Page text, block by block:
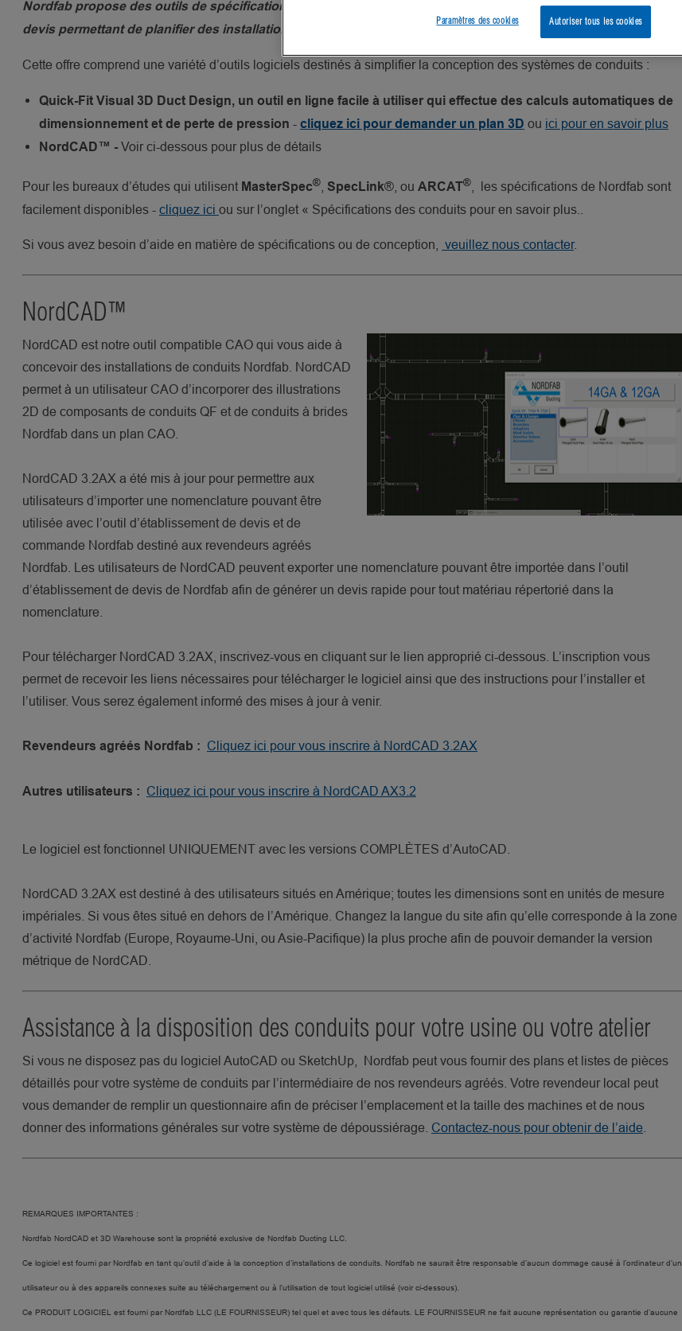
Nordfab propose des outils de spécification de conception d’installation et d’établissement de
devis permettant de planifier des installations de conduits de façon rapide et conviviale.
Cette offre comprend une variété d’outils logiciels destinés à simplifier la conception des systèmes de conduits :
Quick-Fit Visual 3D Duct Design, un outil en ligne facile à utiliser qui effectue des calculs automatiques de
dimensionnement et de perte de pression - cliquez ici pour demander un plan 3D ou ici pour en savoir plus
NordCAD™ - Voir ci-dessous pour plus de détails
Pour les bureaux d’études qui utilisent MasterSpec® SpecLink®, ou ARCAT® , les spécifications de Nordfab sont
facilement disponibles - cliquez ici ou sur l’onglet « Spécifications des conduits pour en savoir plus..
Si vous avez besoin d’aide en matière de spécifications ou de conception, veuillez nous contacter.
NordCAD™
NordCAD est notre outil compatible CAO qui vous aide à
concevoir des installations de conduits Nordfab. NordCAD
permet à un utilisateur CAO d’incorporer des illustrations
2D de composants de conduits QF et de conduits à brides
Nordfab dans un plan CAO.
NordCAD 3.2AX a été mis à jour pour permettre aux
utilisateurs d’importer une nomenclature pouvant être
utilisée avec l’outil d’établissement de devis et de
commande Nordfab destiné aux revendeurs agréés
Nordfab. Les utilisateurs de NordCAD peuvent exporter une nomenclature pouvant être importée dans l’outil
d’établissement de devis de Nordfab afin de générer un devis rapide pour tout matériau répertorié dans la
nomenclature.
Pour télécharger NordCAD 3.2AX, inscrivez-vous en cliquant sur le lien approprié ci-dessous. L’inscription vous
permet de recevoir les liens nécessaires pour télécharger le logiciel ainsi que des instructions pour l’installer et
l’utiliser. Vous serez également informé des mises à jour à venir.
Revendeurs agréés Nordfab : Cliquez ici pour vous inscrire à NordCAD 3.2AX
Autres utilisateurs : Cliquez ici pour vous inscrire à NordCAD AX3.2
Le logiciel est fonctionnel UNIQUEMENT avec les versions COMPLÈTES d’AutoCAD.
NordCAD 3.2AX est destiné à des utilisateurs situés en Amérique; toutes les dimensions sont en unités de mesure
impériales. Si vous êtes situé en dehors de l’Amérique. Changez la langue du site afin qu’elle corresponde à la zone
d’activité Nordfab (Europe, Royaume-Uni, ou Asie-Pacifique) la plus proche afin de pouvoir demander la version
métrique de NordCAD.
Assistance à la disposition des conduits pour votre usine ou votre atelier
Si vous ne disposez pas du logiciel AutoCAD ou SketchUp, Nordfab peut vous fournir des plans et listes de pièces
détaillés pour votre système de conduits par l’intermédiaire de nos revendeurs agréés. Votre revendeur local peut
vous demander de remplir un questionnaire afin de préciser l’emplacement et la taille des machines et de nous
donner des informations générales sur votre système de dépoussiérage. Contactez-nous pour obtenir de l’aide
REMARQUES IMPORTANTES :
Nordfab NordCAD et 3D Warehouse sont la propriété exclusive de Nordfab Ducting LLC.
Ce logiciel est fourni par Nordfab en tant qu’outil d’aide à la conception d’installations de conduits. Nordfab ne saurait être responsable d’aucun dommage causé à l’ordinateur d’un
utilisateur ou à des appareils connexes suite au téléchargement ou à l’utilisation de tout logiciel utilisé (voir ci-dessous).
Ce PRODUIT LOGICIEL est fourni par Nordfab LLC (LE FOURNISSEUR) tel quel et avec tous les défauts. LE FOURNISSEUR ne fait aucune représentation ou garantie d’aucune
Autoriser tous les cookies
Paramètres des cookies